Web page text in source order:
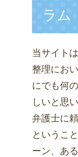
ラム
当サイト
整理にお
にでも何
しいと思
弁護士に
というこ
ーン、あ